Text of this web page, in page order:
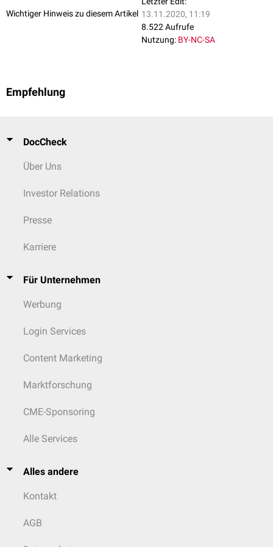
Wichtiger Hinweis zu diesem Artikel 13.11.2020, 11:19
8.522 Aufrufe
Nutzung: BY-NC-SA
Empfehlung
DocCheck
Über Uns
Investor Relations
Presse
Karriere
Für Unternehmen
Werbung
Login Services
Content Marketing
Marktforschung
CME-Sponsoring
Alle Services
Alles andere
Kontakt
AGB